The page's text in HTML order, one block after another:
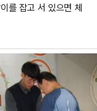
를 잡고 서 있으면 체